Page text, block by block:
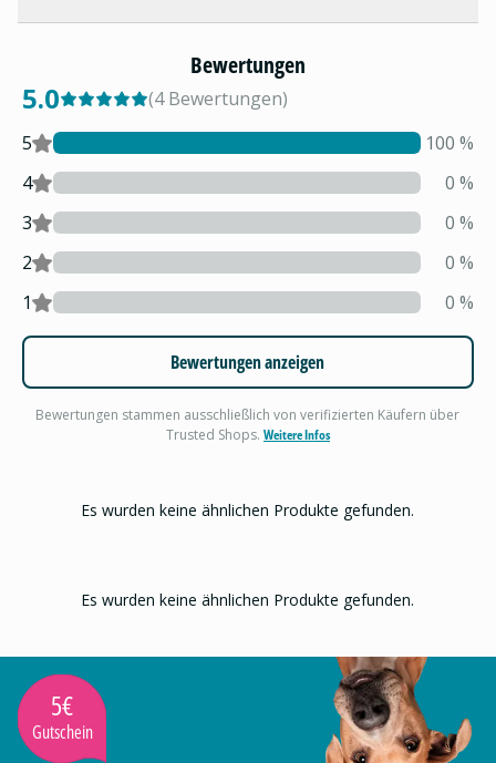
Bewertungen
5.0 (4 Bewertungen)
5
100 %
4
0 %
3
0 %
2
0 %
1
0 %
Bewertungen anzeigen
Bewertungen stammen ausschließlich von verifizierten Käufern über
Trusted Shops. Weitere Infos
Es wurden keine ähnlichen Produkte gefunden.
Es wurden keine ähnlichen Produkte gefunden.
5€
Gutschein